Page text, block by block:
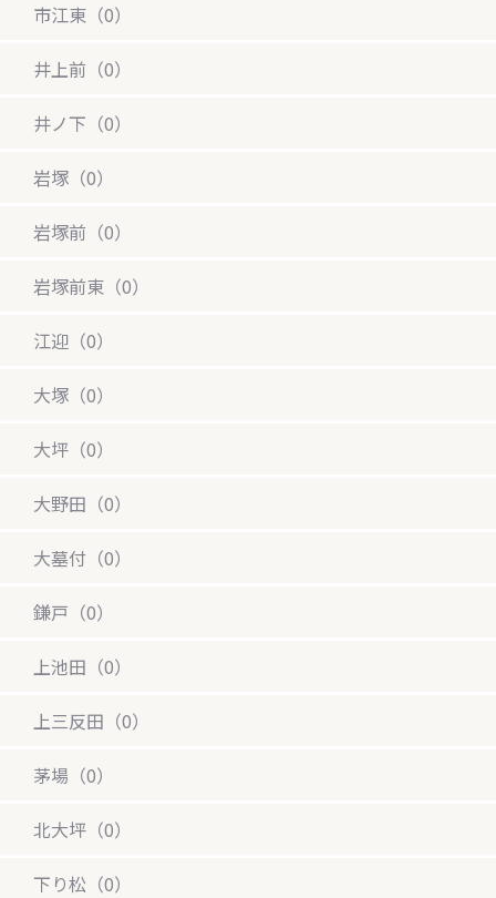
市江東（0）
井上前（0）
井ノ下（0）
岩塚（0）
岩塚前（0）
岩塚前東（0）
江迎（0）
大塚（0）
大坪（0）
大野田（0）
大墓付（0）
鎌戸（0）
上池田（0）
上三反田（0）
茅場（0）
北大坪（0）
下り松（0）